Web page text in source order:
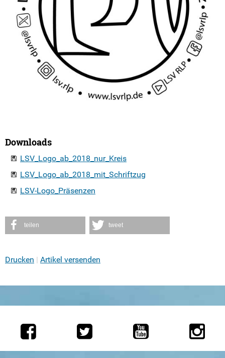
Shop
Kontakt
Intern
Downloads
LSV_Logo_ab_2018_nur_Kreis
LSV_Logo_ab_2018_mit_Schriftzug
LSV-Logo_Präsenzen
teilen tweet
Drucken Artikel versenden